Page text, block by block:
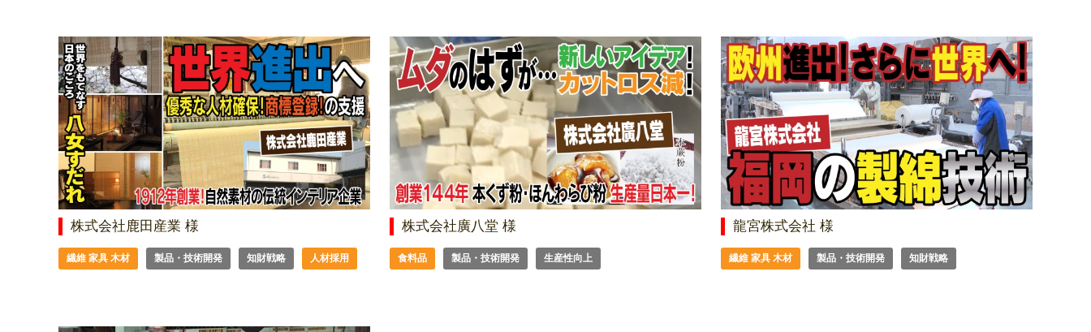
株式会社鹿田産業 様
繊維 家具 木材 製品・技術開発 知財戦略 人材採用
株式会社廣八堂 様
食料品 製品・技術開発 生産性向上
龍宮株式会社 様
繊維 家具 木材 製品・技術開発 知財戦略